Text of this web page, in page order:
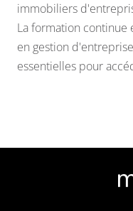
immobiliers
La formation
en gestion
essentielles pour